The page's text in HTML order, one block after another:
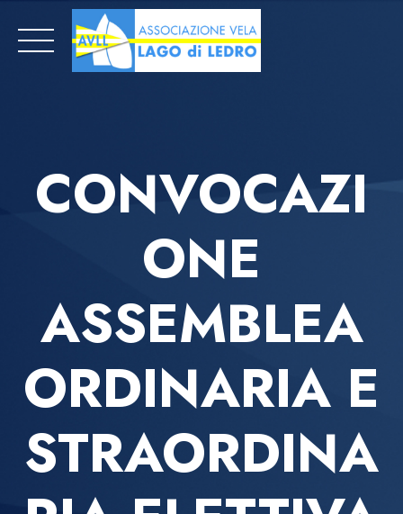
content
CONVOCAZI
ONE
ASSEMBLEA
ORDINARIA E
STRAORDINA